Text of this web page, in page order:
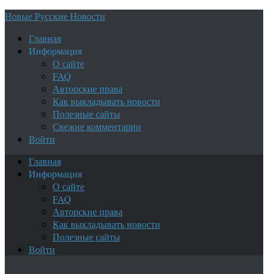
Новые Русские Новости
Главная
Информация
О сайте
FAQ
Авторские права
Как выкладывать новости
Полезные сайты
Свежие комментарии
Войти
Главная
Информация
О сайте
FAQ
Авторские права
Как выкладывать новости
Полезные сайты
Войти